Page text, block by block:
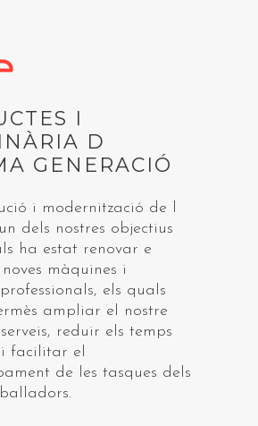
I
D
GENERACIÓ
i modernització de l
dels nostres objectius
ha estat renovar e
màquines i
els quals
ampliar el nostre
reduir els temps
facilitar el
de les tasques dels